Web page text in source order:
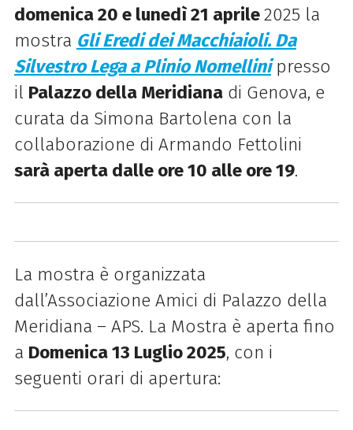
domenica 20 e lunedì 21 aprile2025 la
mostra Gli Eredi dei Macchiaioli. Da
Silvestro Lega a Plinio Nomellinipresso
il Palazzo della Meridianadi Genova, e
curata da Simona Bartolena con la
collaborazione di Armando Fettolini
sarà aperta dalle ore 10 alle ore 19.
La mostra è organizzata
dall’Associazione Amici di Palazzo della
Meridiana – APS. La Mostra è aperta fino
a Domenica 13 Luglio 2025, con i
seguenti orari di apertura: